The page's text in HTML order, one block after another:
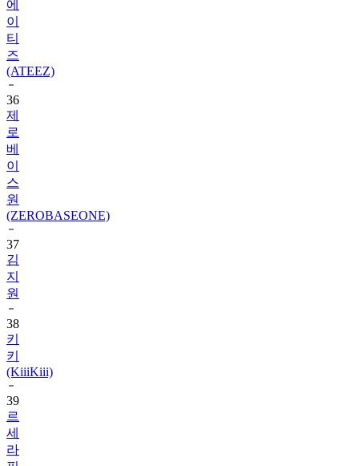
티
즈
(ATEEZ)
36
제
로
베
이
스
원
(ZEROBASEONE)
37
김
지
원
38
키
키
(KiiiKiii)
39
르
세
라
핌
(LE